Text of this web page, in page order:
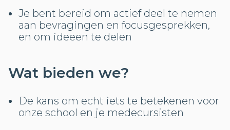
Je bent bereid om actief deel te nemen
aan bevragingen en focusgesprekken,
en om ideeën te delen
Wat bieden we?
De kans om echt iets te betekenen voor
onze school en je medecursisten